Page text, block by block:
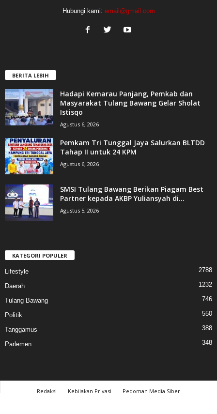
Hubungi kami: email@gmail.com
BERITA LEBIH
Hadapi Kemarau Panjang, Pemkab dan
Masyarakat Tulang Bawang Gelar Sholat
Istisqo
Agustus 6, 2026
Pemkam Tri Tunggal Jaya Salurkan BLTDD
Tahap II untuk 24 KPM
Agustus 6, 2026
SMSI Tulang Bawang Berikan Piagam Best
Partner kepada AKBP Yuliansyah di...
Agustus 5, 2026
KATEGORI POPULER
Lifestyle 2788
Daerah 1232
Tulang Bawang 746
Politik 550
Tanggamus 388
Parlemen 348
Redaksi Kebijakan Privasi
Pedoman Media Siber